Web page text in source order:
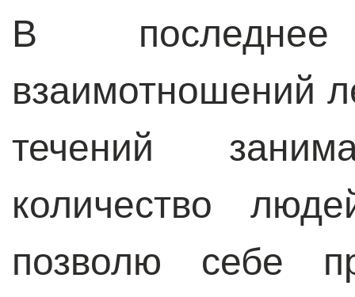
В
взаимотношений
течений
количество
позволю себе